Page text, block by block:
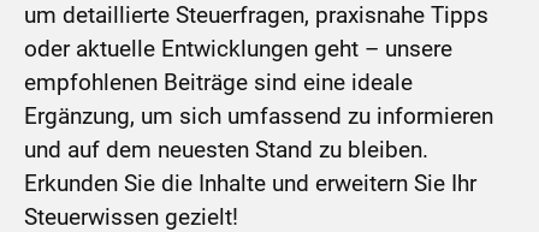
um detaillierte Steuerfragen, praxisnahe Tipps
oder aktuelle Entwicklungen geht – unsere
empfohlenen Beiträge sind eine ideale
Ergänzung, um sich umfassend zu informieren
und auf dem neuesten Stand zu bleiben.
Erkunden Sie die Inhalte und erweitern Sie Ihr
Steuerwissen gezielt!